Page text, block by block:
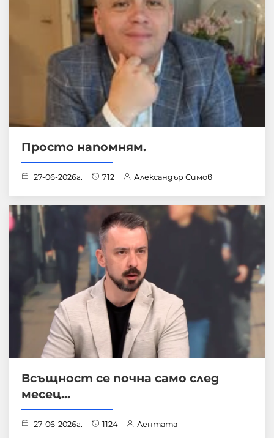
Просто напомням.
27-06-2026г. 712 Александър Симов
Всъщност се почна само след
месец...
27-06-2026г. 1124 Лентата